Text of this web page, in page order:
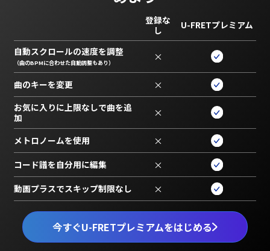
今すぐU-FRETプレミアムをはじめる
登録な
し
U-FRETプレミアム
自動スクロールの速度を調整
（曲のBPMに合わせた自動調整もあり） ×
曲のキーを変更 ×
お気に入りに上限なしで曲を追
加
×
メトロノームを使用 ×
コード譜を自分用に編集 ×
動画プラスでスキップ制限なし ×